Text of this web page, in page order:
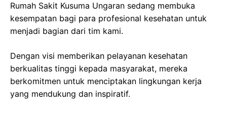
Rumah Sakit Kusuma Ungaran sedang membuka
kesempatan bagi para profesional kesehatan untuk
menjadi bagian dari tim kami.
Dengan visi memberikan pelayanan kesehatan
berkualitas tinggi kepada masyarakat, mereka
berkomitmen untuk menciptakan lingkungan kerja
yang mendukung dan inspiratif.